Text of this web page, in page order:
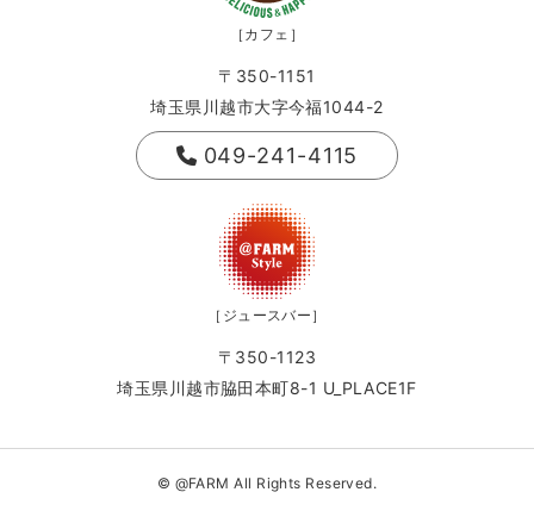
［カフェ］
〒350-1151
埼玉県川越市大字今福1044-2
049-241-4115
［ジュースバー］
〒350-1123
埼玉県川越市脇田本町8-1 U_PLACE1F
© @FARM All Rights Reserved.